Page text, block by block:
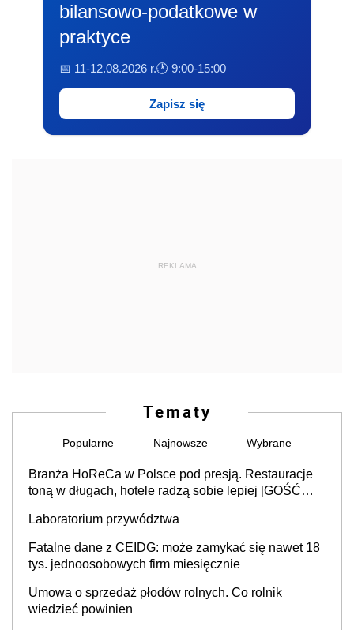
bilansowo-podatkowe w
praktyce
📅 11-12.08.2026 r.🕐 9:00-15:00
Zapisz się
REKLAMA
Tematy
Popularne Najnowsze Wybrane
Branża HoReCa w Polsce pod presją. Restauracje
toną w długach, hotele radzą sobie lepiej [GOŚĆ
Laboratorium przywództwa
Fatalne dane z CEIDG: może zamykać się nawet 18
tys. jednoosobowych firm miesięcznie
Umowa o sprzedaż płodów rolnych. Co rolnik
wiedzieć powinien